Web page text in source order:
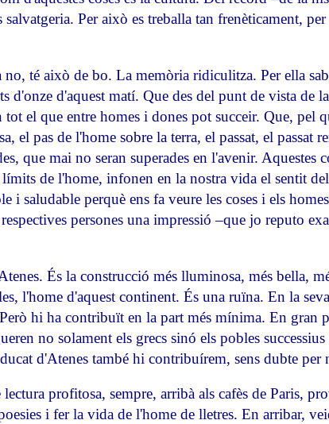
Per això es treballa tan frenèticament,
té això de bo. La memòria ridiculitza. Per ella
d'onze d'aquest matí. Que des del punt de vista de
el que entre homes i dones pot succeir. Que, pel
el pas de l'home sobre la terra, el passat, el passat
que mai no seran superades en l'avenir. Aquestes
de l'home, infonen en la nostra vida el sentit
i saludable perquè ens fa veure les coses i els
persones una impressió –que jo reputo
És la construcció més lluminosa, més bella,
l'home d'aquest continent. És una ruïna. En la
hi ha contribuït en la part més mínima. En gran
no solament els grecs sinó els pobles
d'Atenes també hi contribuírem, sens dubte per
profitosa, sempre, arribà als cafès de Paris,
i fer la vida de l'home de lletres. En arribar,